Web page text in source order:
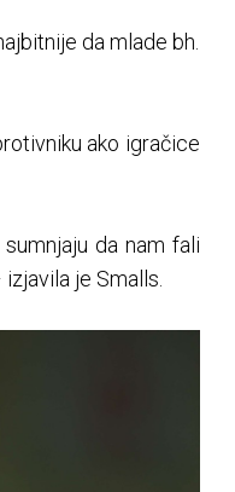
da mlade bh.
ako igračice
da nam fali
je Smalls.